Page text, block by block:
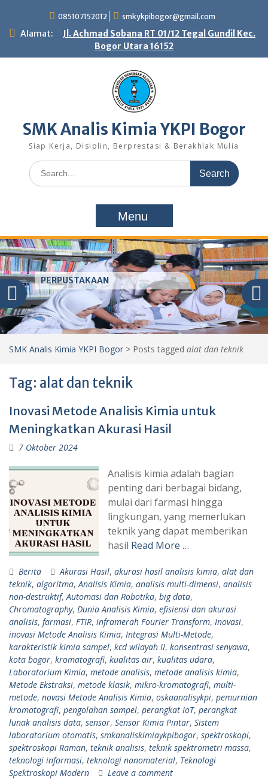
content
085107152012 smkykpibogor@gmail.com
Alamat:
Jl. Achmad Sobana RT 01/12 Tegal Gundil Kec.
Bogor Utara 16152
SMK Analis Kimia YKPI Bogor
Siap Kerja, Disiplin, Berprestasi & Berakhlak Mulia
Search
for:
Menu
PERPUSTAKAAN
SMK Analis Kimia YKPI Bogor > Posts tagged alat dan teknik
Tag: alat dan teknik
Inovasi Metode Analisis Kimia untuk
Meningkatkan Akurasi Hasil
7 Oktober 2024
Analisis kimia adalah bagian
penting dari berbagai bidang,
mulai dari farmasi hingga
lingkungan, yang memerlukan
teknik yang dapat memberikan
hasil Read More …
Berita Akurasi Hasil, akurasi hasil analisis kimia, alat dan
teknik, algoritma, Analisis Kimia, analisis multi-dimensi, analisis
non-destruktif, Automasi dan Robotika, big data,
Chromatography, Dunia Analisis Kimia, efisiensi dan akurasi
analisis, farmasi, FTIR, inframerah Fourier Transform, Inovasi,
inovasi Metode Analisis Kimia, Integrasi Multi-Metode,
karakteristik kimia sampel, kcd wilayah II, konsentrasi senyawa,
kota bogor, kromatografi, kualitas air, kualitas udara,
Laboratorium Kimia, metode analisis, metode analisis kimia,
Metode Ekstraksi, metode klasik, mikro-kromatografi, multi-
metode, novasi Metode Analisis Kimia, oskaanalisykpi, pemurnian
kromatografi, pengolahan sampel, perangkat IoT, perangkat
lunak analisis data, sensor, Sensor Kimia Pintar, Sistem
laboratorium otomatis, smkanaliskimiaykpibogor, spektroskopi,
spektroskopi Raman, teknik analisis, teknik spektrometri massa,
teknologi informasi, teknologi nanomaterial, Teknologi
Spektroskopi Modern
Leave a comment